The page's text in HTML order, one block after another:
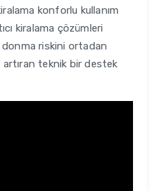
konforlu kullanım
kiralama çözümleri
riskini ortadan
artıran teknik bir destek